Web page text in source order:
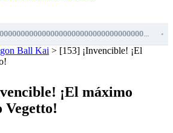
•
Ball Kai > [153] ¡Invencible! ¡El
¡El máximo
Vegetto!